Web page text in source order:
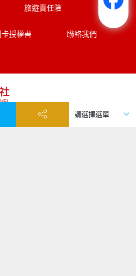
旅遊責任險
卡授權書 聯絡我們
社股份有限公司